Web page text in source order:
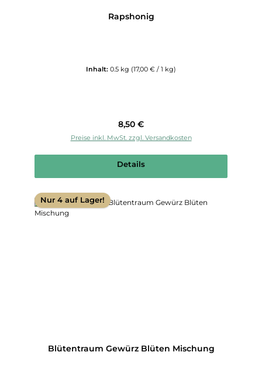
Rapshonig
Inhalt: 0.5 kg (17,00 € / 1 kg)
Regulärer Preis:
8,50 €
Preise inkl. MwSt. zzgl. Versandkosten
Details
Nur 4 auf Lager!
Blütentraum Gewürz Blüten Mischung